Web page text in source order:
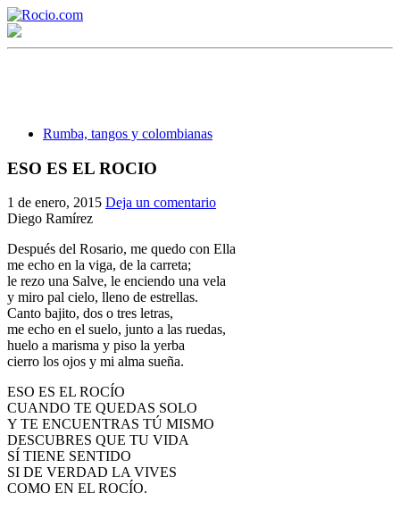
Rumba, tangos y colombianas
ESO ES EL ROCIO
1 de enero, 2015 Deja un comentario
Diego Ramírez
Después del Rosario, me quedo con Ella
me echo en la viga, de la carreta;
le rezo una Salve, le enciendo una vela
y miro pal cielo, lleno de estrellas.
Canto bajito, dos o tres letras,
me echo en el suelo, junto a las ruedas,
huelo a marisma y piso la yerba
cierro los ojos y mi alma sueña.
ESO ES EL ROCÍO
CUANDO TE QUEDAS SOLO
Y TE ENCUENTRAS TÚ MISMO
DESCUBRES QUE TU VIDA
SÍ TIENE SENTIDO
SI DE VERDAD LA VIVES
COMO EN EL ROCÍO.
¡Bienvenido! Soy el asistente virtual de rocio.com.
Historia de la Virgen del Rocío
¿Cuándo es la romería del Rocío?
¿Cuántas hermandades participan en la romería?
¿Cuándo se construyó la primera ermita?
El traslado cada siete años
¿Cuales son los actos principales que se celebran en el
Quiero hacer el camino,¿que tengo que hacer?